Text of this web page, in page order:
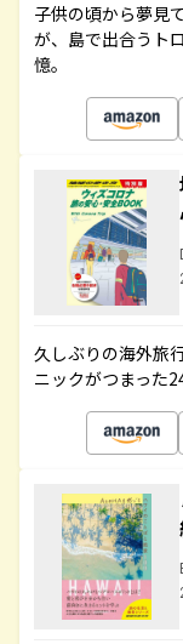
子供の頃から夢見
が、島で出合うト
憶。
久しぶりの海外旅
ニックがつまった